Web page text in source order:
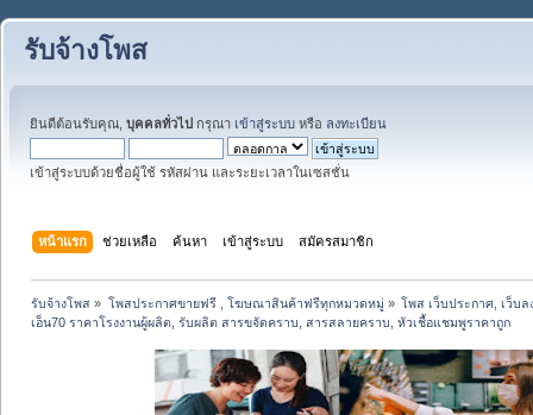
รับจ้างโพส
ยินดีต้อนรับคุณ, บุคคลทั่วไป กรุณา เข้าสู่ระบบ หรือ ลงทะเบียน
เข้าสู่ระบบด้วยชื่อผู้ใช้ รหัสผ่าน และระยะเวลาในเซสชั่น
หน้าแรก ช่วยเหลือ ค้นหา เข้าสู่ระบบ สมัครสมาชิก
รับจ้างโพส » โพสประกาศขายฟรี , โฆษณาสินค้าฟรีทุกหมวดหมู่» โพส เว็บประกาศ, เว็บ
เอ็น70 ราคาโรงงานผู้ผลิต, รับผลิต สารขจัดคราบ, สารสลายคราบ, หัวเชื้อแชมพูราคาถูก